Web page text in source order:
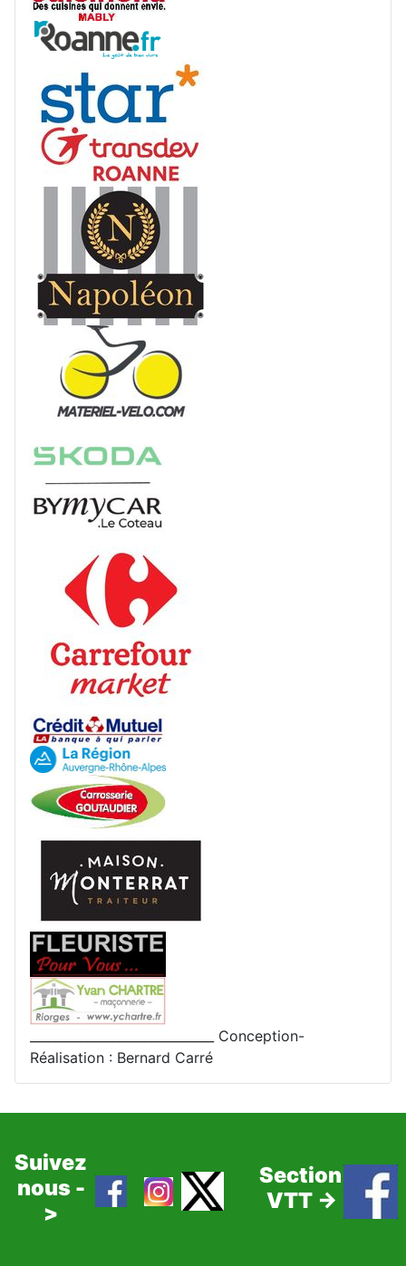
_____________________________ Conception-
Réalisation : Bernard Carré
Suivez
nous -
>
Section
VTT ->